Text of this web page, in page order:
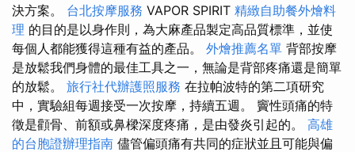
決方案。 台北按摩服務 VAPOR SPIRIT 精緻自助餐外燴料
理 的目的是以身作則，為大麻產品製定高品質標準，並使
每個人都能獲得這種有益的產品。 外燴推薦名單 背部按摩
是放鬆我們身體的最佳工具之一，無論是背部疼痛還是簡單
的放鬆。 旅行社代辦護照服務 在拉帕波特的第二項研究
中，實驗組每週接受一次按摩，持續五週。 竇性頭痛的特
徵是顴骨、前額或鼻樑深度疼痛，是由發炎引起的。 高雄
的台胞證辦理指南 儘管偏頭痛有共同的症狀並且可能與偏